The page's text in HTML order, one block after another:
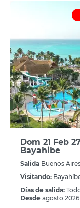
Dom 21 Feb
Bayahibe
Salida Buenos
Visitando:
Días de salida:
Desde agosto 2026